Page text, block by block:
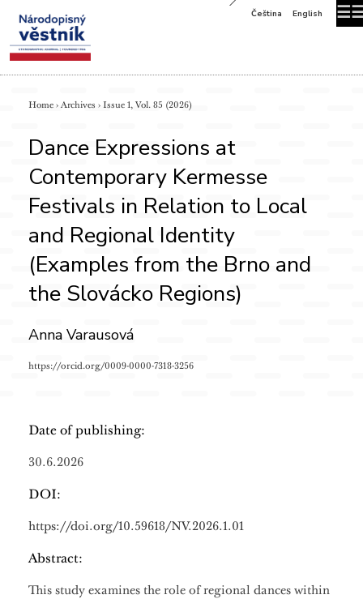
☰
Čeština English
Home › Archives › Issue 1, Vol. 85 (2026)
Dance Expressions at
Contemporary Kermesse
Festivals in Relation to Local
and Regional Identity
(Examples from the Brno and
the Slovácko Regions)
Anna Varausová
https://orcid.org/0009-0000-7318-3256
Date of publishing:
30.6.2026
DOI:
https://doi.org/10.59618/NV.2026.1.01
Abstract:
This study examines the role of regional dances within